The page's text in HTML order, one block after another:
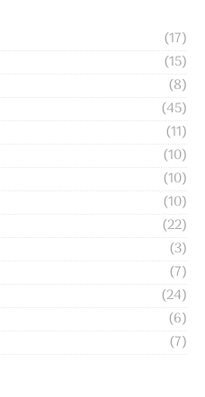
(17)
(15)
(8)
(45)
(11)
(10)
(10)
(10)
(22)
(3)
(7)
(24)
(6)
(7)